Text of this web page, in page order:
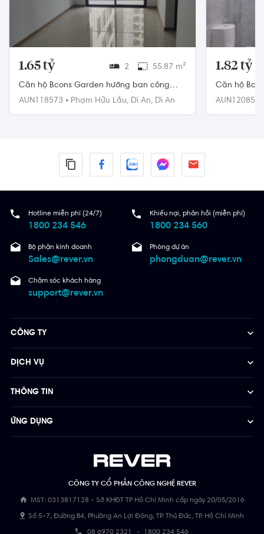
1.65 tỷ 2 55.87 m²
Căn hộ Bcons Garden hướng ban công
bắc nội thất cơ bản diện tích 55.87m²
AUN118573 • Phạm Hữu Lầu, Dĩ An, Dĩ An
1.82 tỷ
Căn hộ
nam không
AUN120859
Hotline miễn phí (24/7)
1800 234 546
Khiếu nại, phản hồi (miễn phí)
1800 234 560
Bộ phận kinh doanh
Sales@rever.vn
Phòng dự án
phongduan@rever.vn
Chăm sóc khách hàng
support@rever.vn
CÔNG TY CỔ PHẦN CÔNG NGHỆ REVER
MST: 0313817128 - Sở KHĐT TP Hồ Chí Minh cấp ngày 20/05/2016
Số 5-7, Đường B4, Phường An Lợi Đông, TP. Thủ Đức, TP. Hồ Chí Minh
08 6970 2321 - 1800 234 546
CÔNG TY
DỊCH VỤ
THÔNG TIN
ỨNG DỤNG